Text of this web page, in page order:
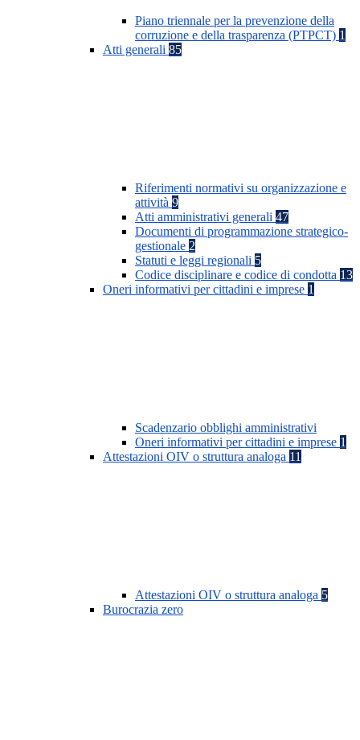
Piano triennale per la prevenzione della
corruzione e della trasparenza (PTPCT) 1
Atti generali 85
Riferimenti normativi su organizzazione e
attività 9
Atti amministrativi generali 47
Documenti di programmazione strategico-
gestionale 2
Statuti e leggi regionali 5
Codice disciplinare e codice di condotta 13
Oneri informativi per cittadini e imprese 1
Scadenzario obblighi amministrativi
Oneri informativi per cittadini e imprese 1
Attestazioni OIV o struttura analoga 11
Attestazioni OIV o struttura analoga 5
Burocrazia zero